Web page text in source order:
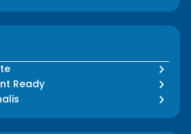
Ready